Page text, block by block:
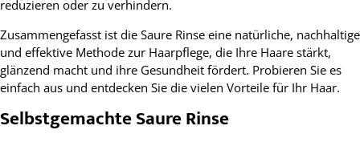
reduzieren oder zu verhindern.
Zusammengefasst ist die Saure Rinse eine natürliche, nachhaltige
und effektive Methode zur Haarpflege, die Ihre Haare stärkt,
glänzend macht und ihre Gesundheit fördert. Probieren Sie es
einfach aus und entdecken Sie die vielen Vorteile für Ihr Haar.
Selbstgemachte Saure Rinse